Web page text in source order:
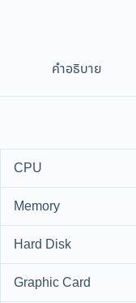
คำอธิบาย
CPU
Memory
Hard Disk
Graphic Card